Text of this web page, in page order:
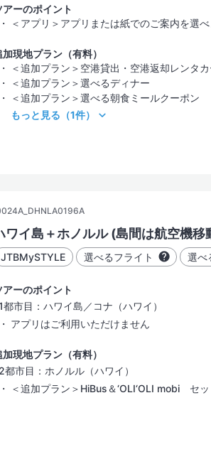
（Cグレード）
（Eグレード）
効率を重視した最低限の装備
ビス
カフェ
アーのポイント
＜アプリ＞アプリまたは紙でのご案内を選
加現地プラン（有料）
＜追加プラン＞空港貸出・空港返却レンタ
＜追加プラン＞選べるディナー
＜追加プラン＞選べる朝食ミールクーポン
もっと見る （1件）
ワイ島＋ホノルル (島間は航空機移
JTBMySTYLE 選べるフライト 選べ
アーのポイント
都市目：ハワイ島／コナ（ハワイ）
アプリはご利用いただけません
加現地プラン（有料）
2都市目：ホノルル（ハワイ）
＜追加プラン＞HiBus＆‘OLI‘OLI mobi セ